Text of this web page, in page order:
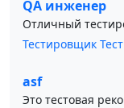
QA инженер
Отличный
Тестировщик
asf
Это тестовая